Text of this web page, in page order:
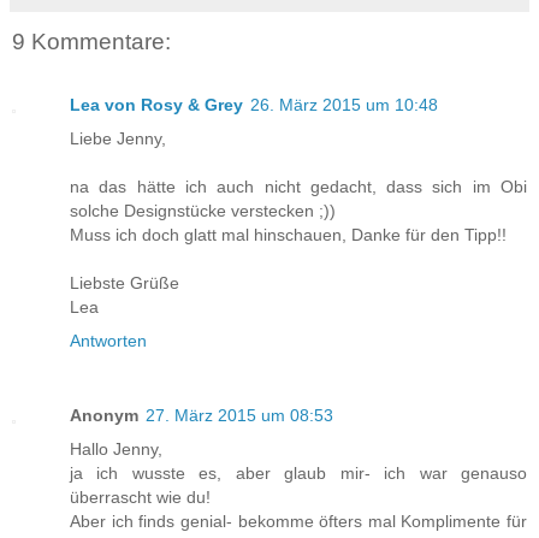
9 Kommentare:
Lea von Rosy & Grey 26. März 2015 um 10:48
Liebe Jenny,
na das hätte ich auch nicht gedacht, dass sich im Obi
solche Designstücke verstecken ;))
Muss ich doch glatt mal hinschauen, Danke für den Tipp!!
Liebste Grüße
Lea
Antworten
Anonym 27. März 2015 um 08:53
Hallo Jenny,
ja ich wusste es, aber glaub mir- ich war genauso
überrascht wie du!
Aber ich finds genial- bekomme öfters mal Komplimente für